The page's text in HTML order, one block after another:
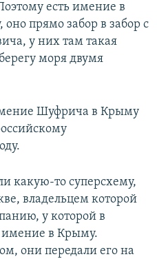
есть имение в
прямо забор в забор с
у них там такая
моря двумя
Шуфрича в Крыму
какую-то суперсхему,
владельцем которой
у которой в
имение в Крыму.
они передали его на